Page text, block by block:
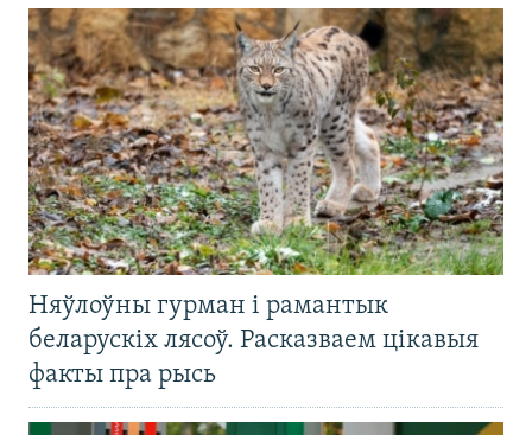
Няўлоўны гурман і рамантык
беларускіх лясоў. Расказваем цікавыя
факты пра рысь